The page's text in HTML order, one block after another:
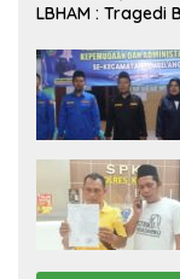
LBHAM : Tragedi